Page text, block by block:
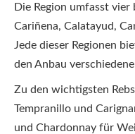
Die Region umfasst
Cariñena, Calatayud,
Jede dieser Regionen
den Anbau
Zu den wichtigsten
Tempranillo und
und Chardonnay für